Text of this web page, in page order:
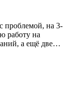
проблемой, на 3-
работу на
а ещё две
Всё